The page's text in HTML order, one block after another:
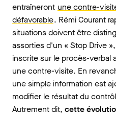
entraîneront une contre-
défavorable. Rémi Courant
situations doivent être
assorties d'un «Stop Drive »,
inscrite sur le procès-verbal
une contre-visite. En
une simple information est
modifier le résultat du
Autrement dit, cette